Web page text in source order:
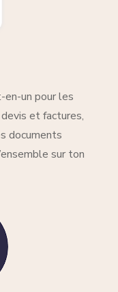
un pour les
et factures,
documents
sur ton